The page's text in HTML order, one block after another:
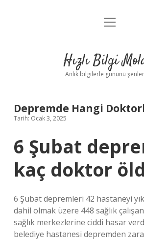
Anasayfa
Yasal Uyarı
menüyü
Hızlı Bilgi
Anlık bilgilerle gününü
Depremde Hangi
Tarih: Ocak 3, 2025
6 Şubat
kaç doktor
6 Şubat depremleri 42 hastaneyi
dahil olmak üzere 448 sağlık
sağlık merkezlerine ciddi hasar
belediye hastanesi depremden